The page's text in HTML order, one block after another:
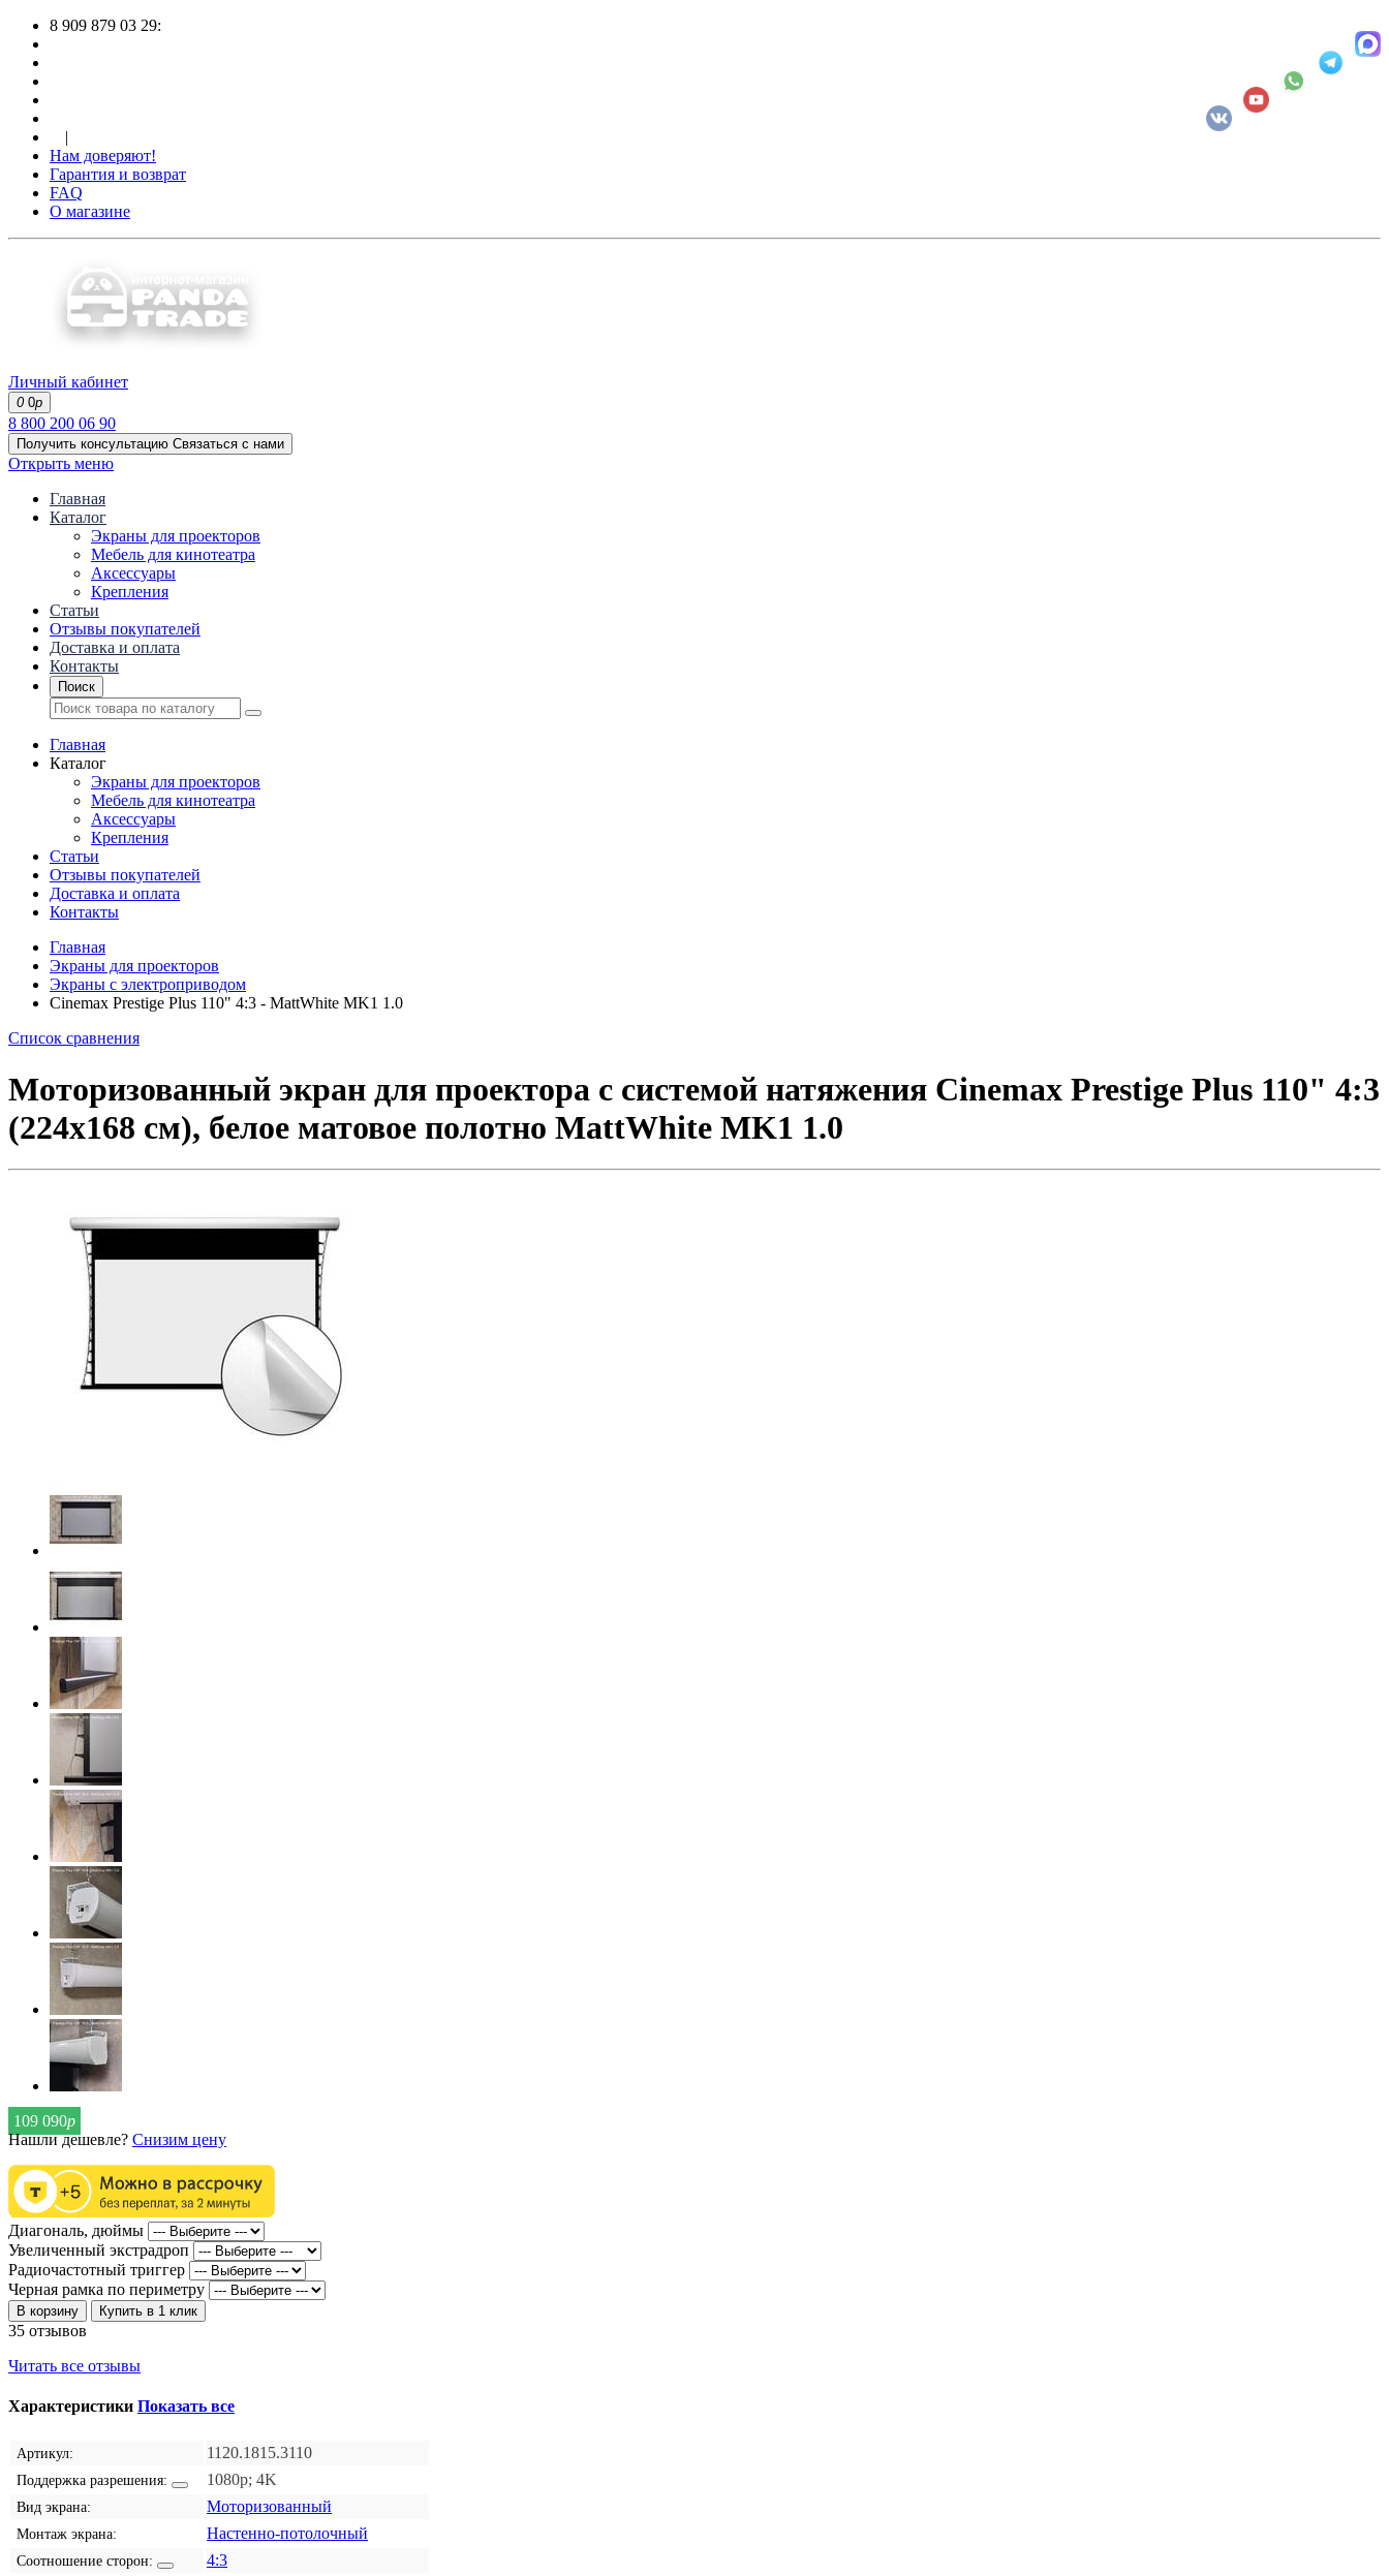
8 909 879 03 29:
|
Нам доверяют!
Гарантия и возврат
FAQ
О магазине
Личный кабинет
0 0р
8 800 200 06 90
Получить консультацию Связаться с нами
Открыть меню
Главная
Каталог
Экраны для проекторов
Mебель для кинотеатра
Аксессуары
Крепления
Статьи
Отзывы покупателей
Доставка и оплата
Контакты
Поиск
Главная
Каталог
Экраны для проекторов
Mебель для кинотеатра
Аксессуары
Крепления
Статьи
Отзывы покупателей
Доставка и оплата
Контакты
Главная
Экраны для проекторов
Экраны с электроприводом
Cinemax Prestige Plus 110" 4:3 - MattWhite MK1 1.0
Список сравнения
Моторизованный экран для проектора с системой натяжения Cinemax Prestige Plus 110" 4:3
(224x168 см), белое матовое полотно MattWhite MK1 1.0
109 090р
Нашли дешевле? Снизим цену
Диагональ, дюймы
Увеличенный экстрадроп
Радиочастотный триггер
Черная рамка по периметру
В корзину Купить в 1 клик
35 отзывов
Читать все отзывы
Характеристики Показать все
Артикул: 1120.1815.3110
Поддержка разрешения: 1080p; 4K
Вид экрана: Моторизованный
Монтаж экрана: Настенно-потолочный
Соотношение сторон: 4:3